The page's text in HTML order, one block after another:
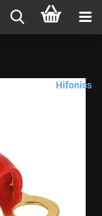
Hifonics